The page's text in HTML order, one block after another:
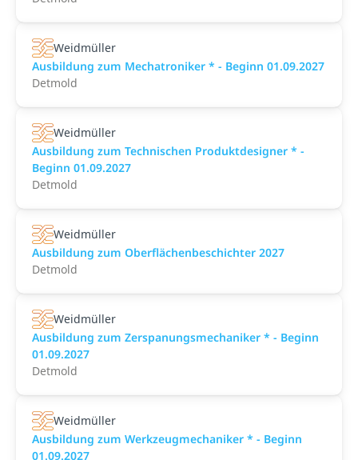
Weidmüller
Ausbildung zum Mechatroniker * - Beginn 01.09.2027
Detmold
Weidmüller
Ausbildung zum Technischen Produktdesigner * -
Beginn 01.09.2027
Detmold
Weidmüller
Ausbildung zum Oberflächenbeschichter 2027
Detmold
Weidmüller
Ausbildung zum Zerspanungsmechaniker * - Beginn
01.09.2027
Detmold
Weidmüller
Ausbildung zum Werkzeugmechaniker * - Beginn
01.09.2027